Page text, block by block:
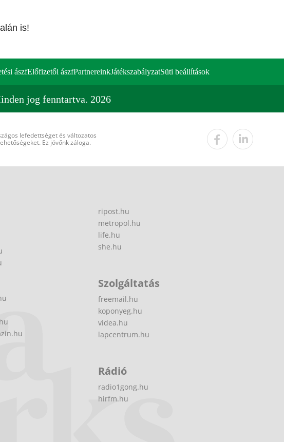
is!
ászfElőfizetői ászfPartnereinkJátékszabályzatSüti beállítások
jog fenntartva. 2026
lefedettséget és változatos
Ez jövőnk záloga.
ripost.hu
metropol.hu
life.hu
she.hu
Szolgáltatás
freemail.hu
koponyeg.hu
videa.hu
lapcentrum.hu
Rádió
radio1gong.hu
hirfm.hu